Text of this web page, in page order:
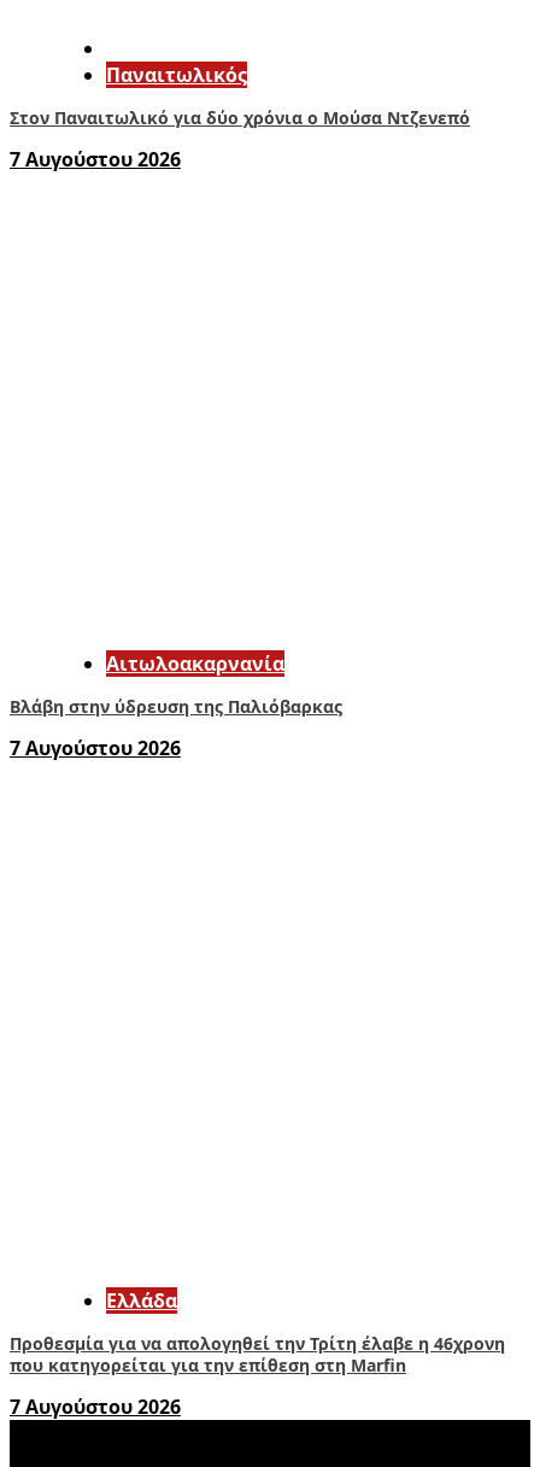
Παναιτωλικός
Στον Παναιτωλικό για δύο χρόνια ο Μούσα Ντζενεπό
7 Αυγούστου 2026
Αιτωλοακαρνανία
Βλάβη στην ύδρευση της Παλιόβαρκας
7 Αυγούστου 2026
Ελλάδα
Προθεσμία για να απολογηθεί την Τρίτη έλαβε η 46χρονη
που κατηγορείται για την επίθεση στη Marfin
7 Αυγούστου 2026